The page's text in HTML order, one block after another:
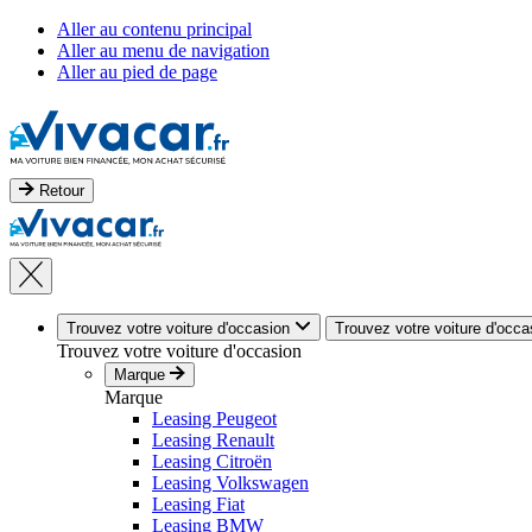
Aller au contenu principal
Aller au menu de navigation
Aller au pied de page
Retour
Trouvez votre voiture d'occasion Trouvez votre voiture
Trouvez votre voiture d'occasion
Marque
Marque
Leasing Peugeot
Leasing Renault
Leasing Citroën
Leasing Volkswagen
Leasing Fiat
Leasing BMW